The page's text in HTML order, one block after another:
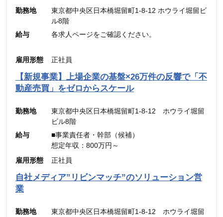
勤務地
東京都中央区日本橋堀留町1-8-12 ホウライ堀留ビ
ル8階
給与
各求人ページをご確認ください。
雇用形態 正社員
【新規事業】上場企業の基盤×26万件の反響で「不
動産売買」をゼロからスケール
勤務地
東京都中央区日本橋堀留町1-8-12 ホウライ堀留
ビル8階
給与
■事業責任者・幹部（候補）
想定年収：800万円～
月給：48万4,900円～
（固定残業代：45時間分【12万5,600円～】含
金は別途追加支給
雇用形態 正社員
自社メディア”リビンマッチ”のソリューション営
業
勤務地
東京都中央区日本橋堀留町1-8-12 ホウライ堀留